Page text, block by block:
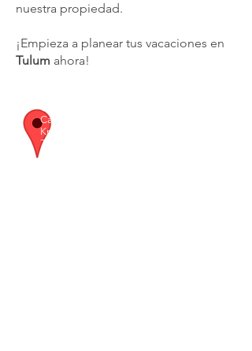
nuestra propiedad.
¡Empieza a planear tus vacaciones en
Tulum ahora!
The Yellow Nest
Carretera Federal Cancún-Tulum
Km 124, Jacinto Pat, Parque Dos Ojos,
77780